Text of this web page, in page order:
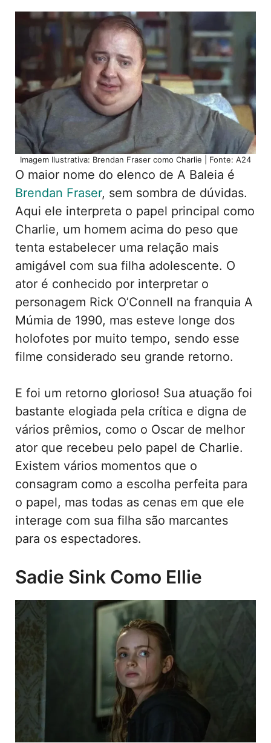
Imagem Ilustrativa: Brendan Fraser como Charlie | Fonte: A24
O maior nome do elenco de A Baleia é
Brendan Fraser, sem sombra de dúvidas.
Aqui ele interpreta o papel principal como
Charlie, um homem acima do peso que
tenta estabelecer uma relação mais
amigável com sua filha adolescente. O
ator é conhecido por interpretar o
personagem Rick O’Connell na franquia A
Múmia de 1990, mas esteve longe dos
holofotes por muito tempo, sendo esse
filme considerado seu grande retorno.
E foi um retorno glorioso! Sua atuação foi
bastante elogiada pela crítica e digna de
vários prêmios, como o Oscar de melhor
ator que recebeu pelo papel de Charlie.
Existem vários momentos que o
consagram como a escolha perfeita para
o papel, mas todas as cenas em que ele
interage com sua filha são marcantes
para os espectadores.
Sadie Sink Como Ellie